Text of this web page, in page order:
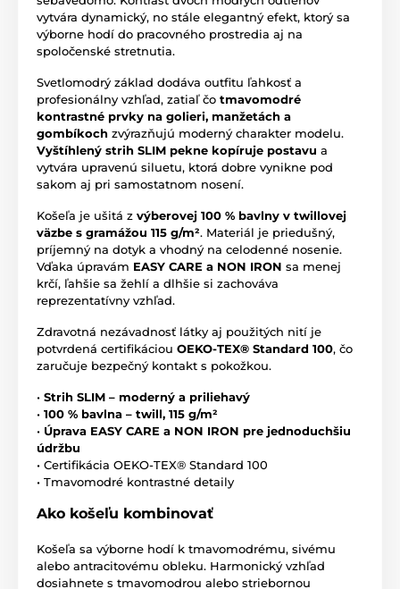
vytvára dynamický, no stále elegantný efekt, ktorý sa
výborne hodí do pracovného prostredia aj na
spoločenské stretnutia.
Svetlomodrý základ dodáva outfitu ľahkosť a
profesionálny vzhľad, zatiaľ čo tmavomodré
kontrastné prvky na golieri, manžetách a
gombíkoch zvýrazňujú moderný charakter modelu.
Vyštíhlený strih SLIM pekne kopíruje postavu a
vytvára upravenú siluetu, ktorá dobre vynikne pod
sakom aj pri samostatnom nosení.
Košeľa je ušitá z výberovej 100 % bavlny v twillovej
väzbe s gramážou 115 g/m². Materiál je priedušný,
príjemný na dotyk a vhodný na celodenné nosenie.
Vďaka úpravám EASY CARE a NON IRON sa menej
krčí, ľahšie sa žehlí a dlhšie si zachováva
reprezentatívny vzhľad.
Zdravotná nezávadnosť látky aj použitých nití je
potvrdená certifikáciou OEKO-TEX® Standard 100, čo
zaručuje bezpečný kontakt s pokožkou.
• Strih SLIM – moderný a priliehavý
• 100 % bavlna – twill, 115 g/m²
• Úprava EASY CARE a NON IRON pre jednoduchšiu
údržbu
• Certifikácia OEKO-TEX® Standard 100
• Tmavomodré kontrastné detaily
Ako košeľu kombinovať
Košeľa sa výborne hodí k tmavomodrému, sivému
alebo antracitovému obleku. Harmonický vzhľad
dosiahnete s tmavomodrou alebo striebornou